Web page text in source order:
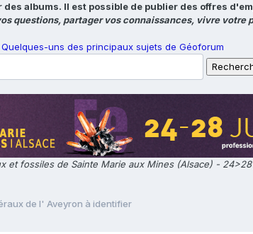
albums. Il est possible de publier des offres
questions, partager vos connaissances, vivre votre
Quelques-uns des principaux sujets de Géoforum
et fossiles de Sainte Marie aux Mines (Alsace) -
de l' Aveyron à identifier